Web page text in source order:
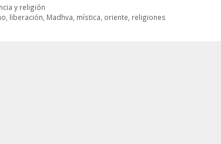
y religión
liberación Madhva mística oriente religiones